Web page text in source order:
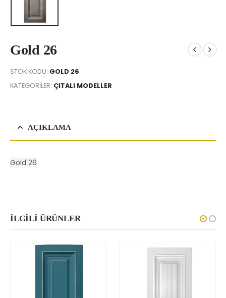
Gold 26
STOK KODU: GOLD 26
KATEGORILER: ÇITALI MODELLER
AÇIKLAMA
Gold 26
İLGILI ÜRÜNLER